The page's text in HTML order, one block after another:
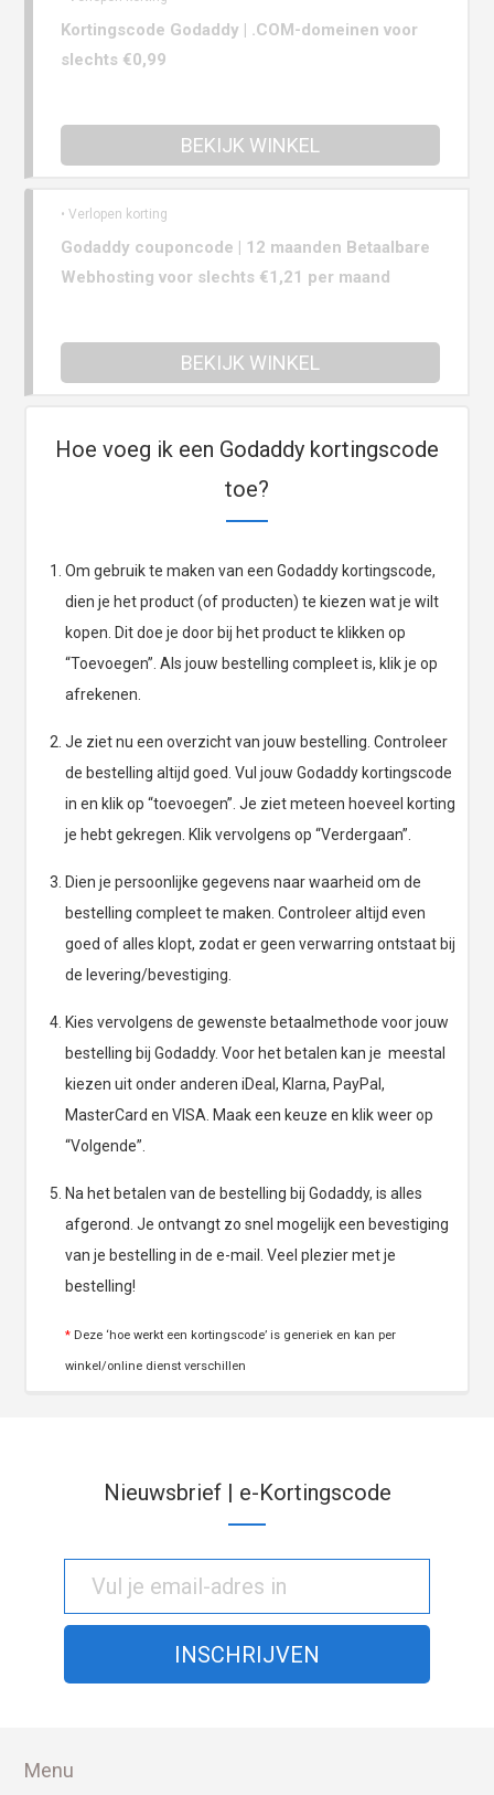
Kortingscode Godaddy | .COM-domeinen voor
slechts €0,99
BEKIJK WINKEL
• Verlopen korting
Godaddy couponcode | 12 maanden Betaalbare
Webhosting voor slechts €1,21 per maand
BEKIJK WINKEL
Hoe voeg ik een Godaddy kortingscode
toe?
Om gebruik te maken van een Godaddy kortingscode,
dien je het product (of producten) te kiezen wat je wilt
kopen. Dit doe je door bij het product te klikken op
“Toevoegen”. Als jouw bestelling compleet is, klik je op
afrekenen.
Je ziet nu een overzicht van jouw bestelling. Controleer
de bestelling altijd goed. Vul jouw Godaddy kortingscode
in en klik op “toevoegen”. Je ziet meteen hoeveel korting
je hebt gekregen. Klik vervolgens op “Verdergaan”.
Dien je persoonlijke gegevens naar waarheid om de
bestelling compleet te maken. Controleer altijd even
goed of alles klopt, zodat er geen verwarring ontstaat bij
de levering/bevestiging.
Kies vervolgens de gewenste betaalmethode voor jouw
bestelling bij Godaddy. Voor het betalen kan je meestal
kiezen uit onder anderen iDeal, Klarna, PayPal,
MasterCard en VISA. Maak een keuze en klik weer op
“Volgende”.
Na het betalen van de bestelling bij Godaddy, is alles
afgerond. Je ontvangt zo snel mogelijk een bevestiging
van je bestelling in de e-mail. Veel plezier met je
bestelling!
* Deze ‘hoe werkt een kortingscode’ is generiek en kan per
winkel/online dienst verschillen
Nieuwsbrief | e-Kortingscode
Menu